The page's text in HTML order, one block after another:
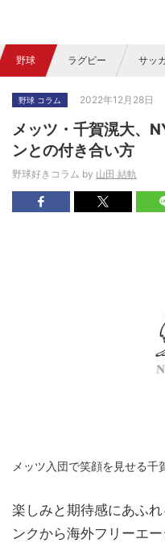
野球 ラグビー サッ
野球 コラム 2022年12月28日
メッツ・千賀滉大、
ンとの付き合い方
野球好きコラム by 山田 結軌
メッツ入団で笑顔を見せる千
楽しみと期待感にあふ
ンクから海外フリーエ